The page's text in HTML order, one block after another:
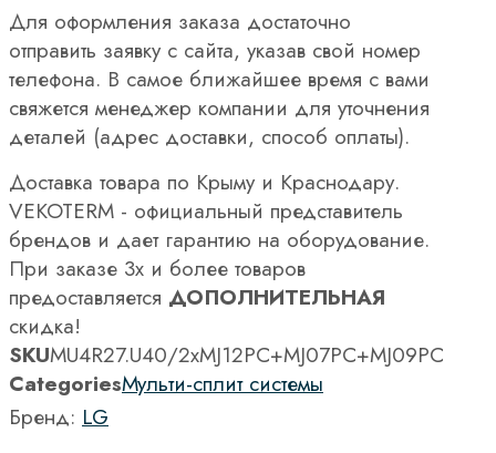
Для оформления заказа достаточно
отправить заявку с сайта, указав свой номер
телефона. В самое ближайшее время с вами
свяжется менеджер компании для уточнения
деталей (адрес доставки, способ оплаты).
Доставка товара по Крыму и Краснодару.
VEKOTERM - официальный представитель
брендов и дает гарантию на оборудование.
При заказе 3х и более товаров
предоставляется ДОПОЛНИТЕЛЬНАЯ
скидка!
SKUMU4R27.U40/2хMJ12PC+MJ07PC+MJ09PC
CategoriesМульти-сплит системы
Бренд: LG